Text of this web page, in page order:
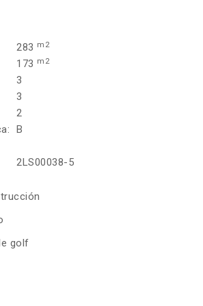
283 m2
173 m2
3
3
2
B
2LS00038-5
golf